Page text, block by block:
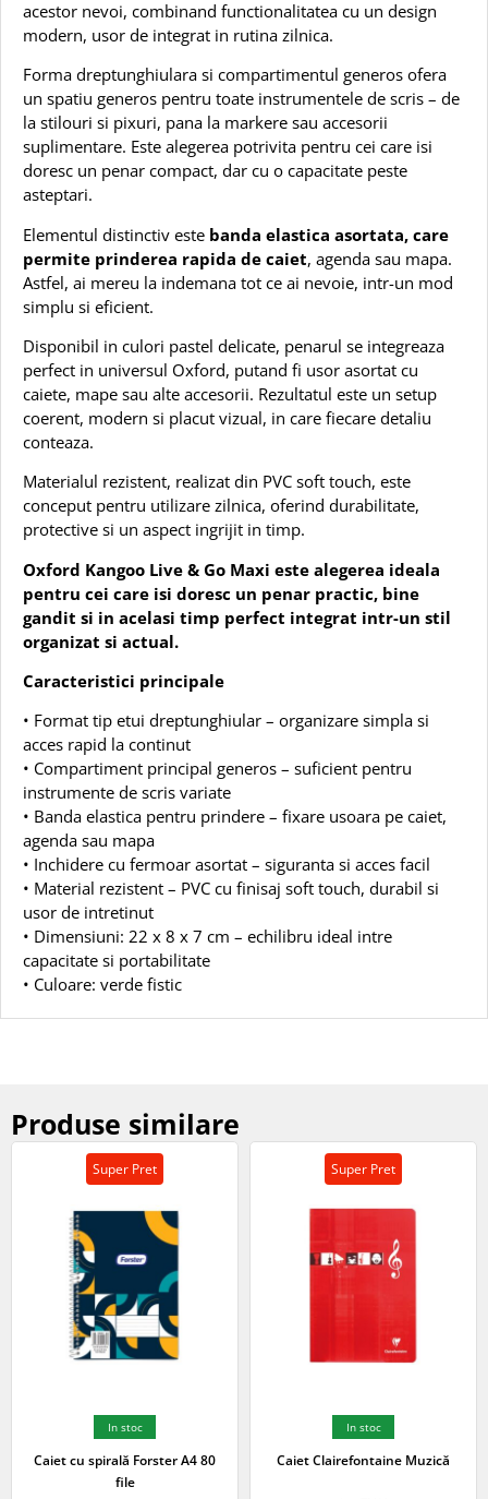
acestor nevoi, combinand functionalitatea cu un design
modern, usor de integrat in rutina zilnica.
Forma dreptunghiulara si compartimentul generos ofera
un spatiu generos pentru toate instrumentele de scris – de
la stilouri si pixuri, pana la markere sau accesorii
suplimentare. Este alegerea potrivita pentru cei care isi
doresc un penar compact, dar cu o capacitate peste
asteptari.
Elementul distinctiv este banda elastica asortata, care
permite prinderea rapida de caiet, agenda sau mapa.
Astfel, ai mereu la indemana tot ce ai nevoie, intr-un mod
simplu si eficient.
Disponibil in culori pastel delicate, penarul se integreaza
perfect in universul Oxford, putand fi usor asortat cu
caiete, mape sau alte accesorii. Rezultatul este un setup
coerent, modern si placut vizual, in care fiecare detaliu
conteaza.
Materialul rezistent, realizat din PVC soft touch, este
conceput pentru utilizare zilnica, oferind durabilitate,
protective si un aspect ingrijit in timp.
Oxford Kangoo Live & Go Maxi este alegerea ideala
pentru cei care isi doresc un penar practic, bine
gandit si in acelasi timp perfect integrat intr-un stil
organizat si actual.
Caracteristici principale
• Format tip etui dreptunghiular – organizare simpla si
acces rapid la continut
• Compartiment principal generos – suficient pentru
instrumente de scris variate
• Banda elastica pentru prindere – fixare usoara pe caiet,
agenda sau mapa
• Inchidere cu fermoar asortat – siguranta si acces facil
• Material rezistent – PVC cu finisaj soft touch, durabil si
usor de intretinut
• Dimensiuni: 22 x 8 x 7 cm – echilibru ideal intre
capacitate si portabilitate
• Culoare: verde fistic
Produse similare
Super Pret
In stoc
Caiet cu spirală Forster A4 80
file
Super Pret
In stoc
Caiet Clairefontaine Muzică